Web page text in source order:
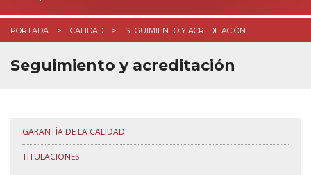
ESTUDIANTES
PORTADA CALIDAD SEGUIMIENTO Y ACREDITACIÓN
Seguimiento y acreditación
GARANTÍA DE LA CALIDAD
TITULACIONES